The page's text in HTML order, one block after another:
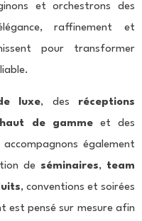
et orchestrons des
raffinement et
pour transformer
luxe, des réceptions
de gammeet des
accompagnons également
de séminaires, team
, conventions et soirées
est pensé sur mesure afin